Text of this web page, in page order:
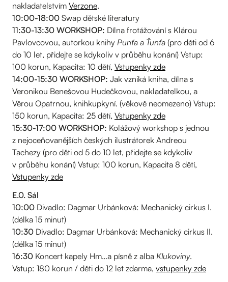
nakladatelstvím Verzone.
10:00-18:00 Swap dětské literatury
11:30-13:30 WORKSHOP: Dílna frotážování s Klárou
Pavlovcovou, autorkou knihy Punťa a Ťunťa (pro děti od 6
do 10 let, přidejte se kdykoliv v průběhu konání) Vstup:
100 korun, Kapacita: 10 dětí, Vstupenky zde
14:00-15:30 WORKSHOP: Jak vzniká kniha, dílna s
Veronikou Benešovou Hudečkovou, nakladatelkou, a
Věrou Opatrnou, knihkupkyní. (věkově neomezeno) Vstup:
150 korun, Kapacita: 25 dětí, Vstupenky zde
15:30-17:00 WORKSHOP: Kolážový workshop s jednou
z nejoceňovanějších českých ilustrátorek Andreou
Tachezy (pro děti od 5 do 10 let, přidejte se kdykoliv
v průběhu konání) Vstup: 100 korun, Kapacita 8 dětí,
Vstupenky zde
E.0. Sál
10:00 Divadlo: Dagmar Urbánková: Mechanický cirkus I.
(délka 15 minut)
10:30 Divadlo: Dagmar Urbánková: Mechanický cirkus II.
(délka 15 minut)
16:30 Koncert kapely Hm…a písně z alba Klukoviny.
Vstup: 180 korun / děti do 12 let zdarma, vstupenky zde